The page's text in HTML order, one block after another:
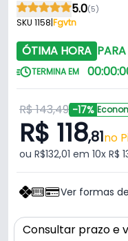
5.0(5)
SKU 1158|Fgvtn
ÓTIMA HORA
TERMINA EM 00:00:
R$ 143,49 -17%
R$ 118,81no
ou R$132,01 em 10x R$
Ver formas
Consultar prazo e